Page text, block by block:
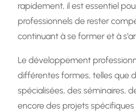
rapidement, il est essentiel
professionnels de rester
continuant à se former et à
Le développement
différentes formes, telles que
spécialisées, des séminaires,
encore des projets